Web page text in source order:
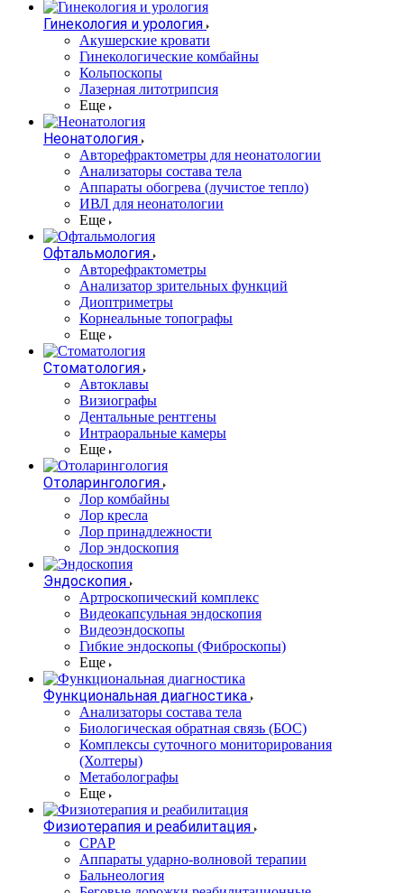
Гинекология и урология
Акушерские кровати
Гинекологические комбайны
Кольпоскопы
Лазерная литотрипсия
Еще
Неонатология
Авторефрактометры для неонатологии
Анализаторы состава тела
Аппараты обогрева (лучистое тепло)
ИВЛ для неонатологии
Еще
Офтальмология
Авторефрактометры
Анализатор зрительных функций
Диоптриметры
Корнеальные топографы
Еще
Стоматология
Автоклавы
Визиографы
Дентальные рентгены
Интраоральные камеры
Еще
Отоларингология
Лор комбайны
Лор кресла
Лор принадлежности
Лор эндоскопия
Эндоскопия
Артроскопический комплекс
Видеокапсульная эндоскопия
Видеоэндоскопы
Гибкие эндоскопы (Фиброcкопы)
Еще
Функциональная диагностика
Анализаторы состава тела
Биологическая обратная связь (БОС)
Комплексы суточного мониторирования
(Холтеры)
Метаболографы
Еще
Физиотерапия и реабилитация
CPAP
Аппараты ударно-волновой терапии
Бальнеология